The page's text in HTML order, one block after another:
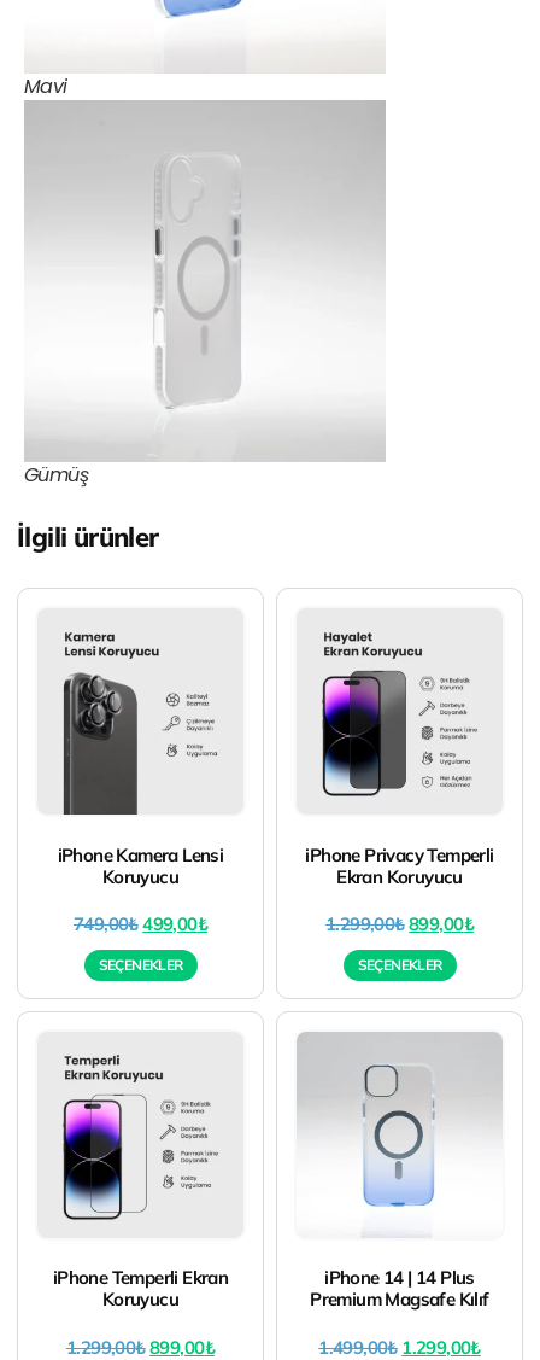
Mavi
Gümüş
İlgili ürünler
iPhone Kamera Lensi
Koruyucu
749,00₺499,00₺
SEÇENEKLER
iPhone Privacy Temperli
Ekran Koruyucu
1.299,00₺899,00₺
SEÇENEKLER
iPhone Temperli Ekran
Koruyucu
1.299,00₺899,00₺
iPhone 14 | 14 Plus
Premium Magsafe Kılıf
1.499,00₺ 1.299,00₺